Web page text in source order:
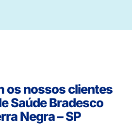
os nossos clientes
Saúde Bradesco
Negra – SP